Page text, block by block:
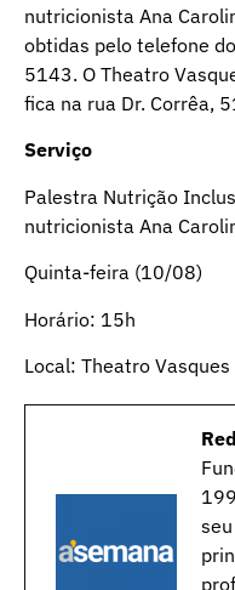
nutricionista Ana
obtidas pelo telefone
5143. O Theatro
fica na rua Dr. Corrêa,
Serviço
Palestra Nutrição
nutricionista Ana
Quinta-feira (10/08)
Horário: 15h
Local: Theatro Vasques